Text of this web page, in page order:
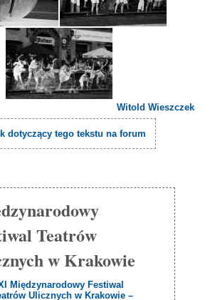
Witold Wieszczek
dotyczący tego tekstu na forum
Teatrów
w Krakowie
Międzynarodowy Festiwal
Ulicznych w Krakowie –